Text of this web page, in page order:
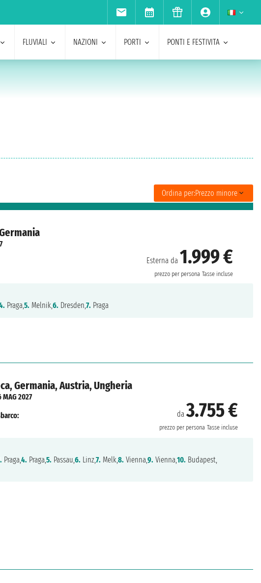
FLUVIALI NAZIONI PORTI PONTI E FESTIVITA
Ordina per:Prezzo minore
Esterna da 1.999 €
prezzo per persona Tasse incluse
Praga,5. Melnik,6. Dresden,7. Praga
Germania, Austria, Ungheria
da3.755 €
prezzo per persona Tasse incluse
MAG 2027
Praga,4. Praga,5. Passau,6. Linz,7. Melk,8. Vienna,9. Vienna,10. Budapest,